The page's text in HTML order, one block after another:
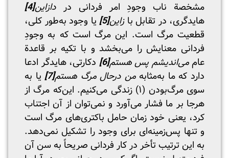
مشخصة ناب وجودِ امر فردانی در دازاین[4]
هایدگری، در تقابل بازاین[5]
یا وجود به‌طور کلی،
قطعیت مرگ است. این مرگ است که به وجودِ
فردانی معنایش را می‌بخشد و با تکیه بر قاعدة
عاممی‌اندیشم پس هستم[6]
دکارتی، هایدگر ادعا
دارد که ما به‌مثابهمن درحال مرگ هستم[7] یا به
سوی مرگ‌بودن (۱) زندگی می‌کنیم. این‌که مرگ از
هرجا بر ما فشار می‌آورد و نمی‌توان از آن اجتناب
کرد، یعنی خود زمان حامل باکتری‌های مرگ است
و تنها پس‌زمینه‌ای برای وجود را تشکیل نمی‌دهد.
به این ترتیب تأخر در کار فردانی صریحاً به سن آن